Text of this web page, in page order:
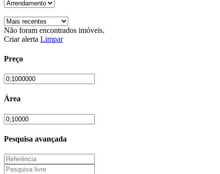
Não foram encontrados imóveis.
Criar alerta Limpar
Preço
Área
Pesquisa avançada